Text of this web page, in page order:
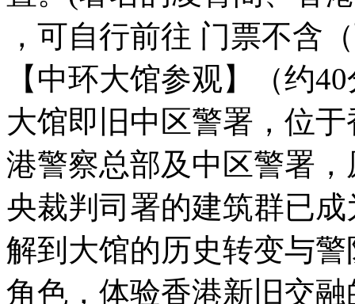
，可自行前往 门票不含
【中环大馆参观】（约
大馆即旧中区警署，位
港警察总部及中区警署
央裁判司署的建筑群已
解到大馆的历史转变与
角色，体验香港新旧交